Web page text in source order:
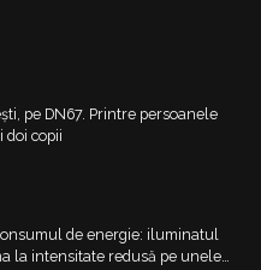
pe DN67. Printre persoanele
doi copii
de energie: iluminatul
la intensitate redusă pe unele